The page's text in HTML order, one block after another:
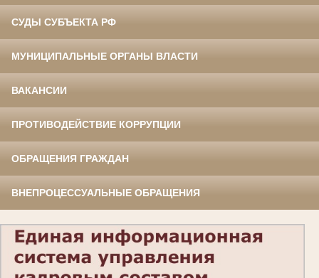
СУДЫ СУБЪЕКТА РФ
МУНИЦИПАЛЬНЫЕ ОРГАНЫ ВЛАСТИ
ВАКАНСИИ
ПРОТИВОДЕЙСТВИЕ КОРРУПЦИИ
ОБРАЩЕНИЯ ГРАЖДАН
ВНЕПРОЦЕССУАЛЬНЫЕ ОБРАЩЕНИЯ